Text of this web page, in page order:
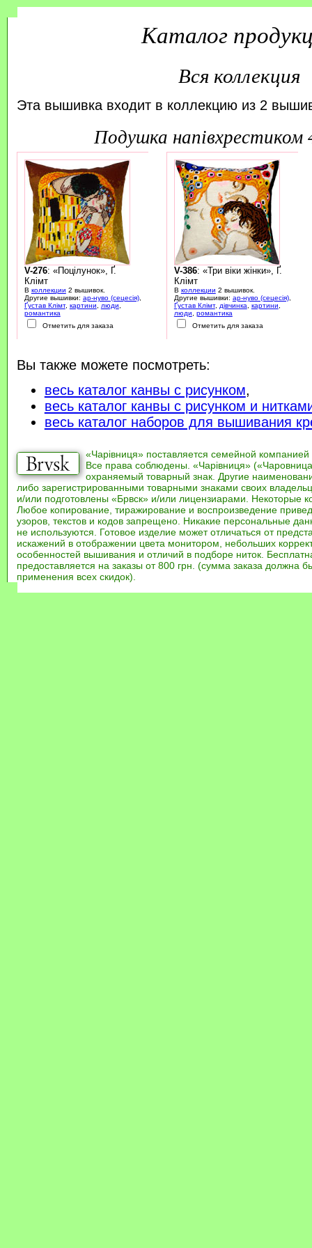
Каталог
Вся коллекция
Эта вышивка входит в коллекцию из 2
подушка
V-276: «Поцілунок», Ґ.
Клімт
В коллекции 2 вышивок.
Другие вышивки: ар-нуво (сецесія),
Ґустав Клімт, картини люди
романтика
Отметить для заказа
V-386: «Три віки жінки», Ґ.
Клімт
В коллекции 2 вышивок.
Другие вышивки: ар-нуво (сецесія),
Ґустав Клімт, дівчинка картини
люди
романтика
Отметить для заказа
Вы также можете посмотреть:
весь каталог канвы с рисунком,
весь каталог канвы с рисунком и
весь каталог наборов для вышивания
«Чарівниця» поставляется семейной компанией
Все права соблюдены. «Чарівниця»
охраняемый товарный знак. Другие
либо зарегистрированными товарными знаками своих
и/или подготовлены «Брвск» и/или лицензиарами. Некоторые
Любое копирование, тиражирование и воспроизведение
узоров, текстов и кодов запрещено. Никакие персональные
не используются. Готовое изделие может отличаться от
искажений в отображении цвета монитором, небольших
особенностей вышивания и отличий в подборе ниток.
предоставляется на заказы от 800 грн. (сумма заказа должна
применения всех скидок).